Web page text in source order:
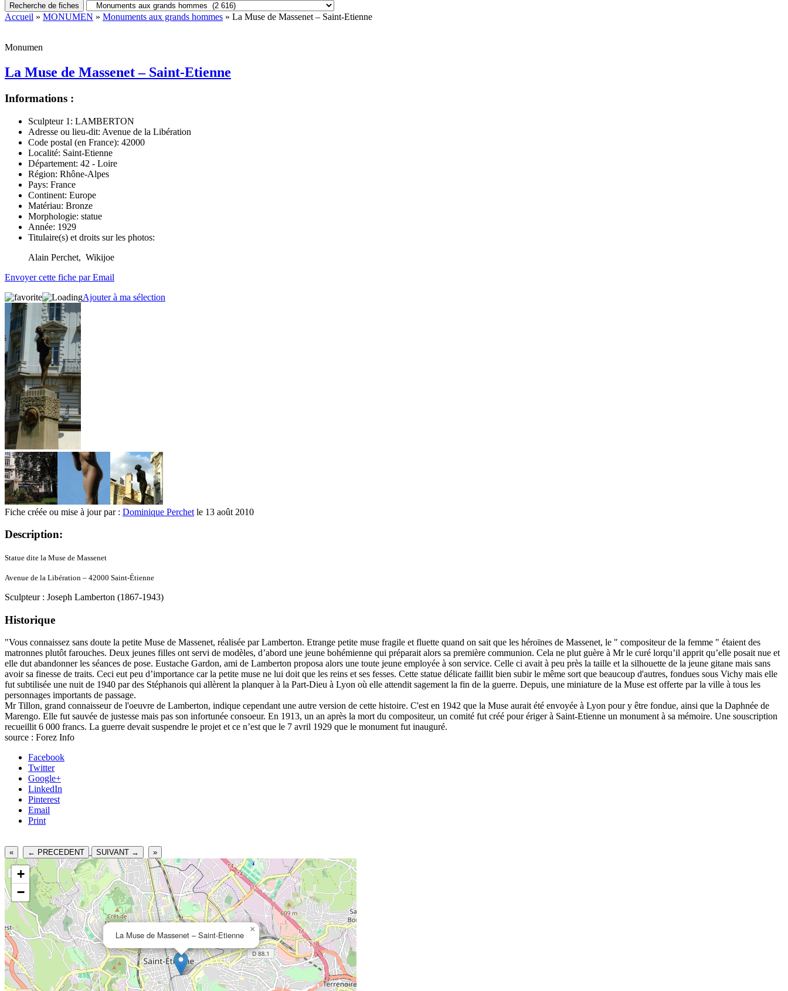
Recherche de fiches
Accueil » MONUMEN » Monuments aux grands hommes » La Muse de Massenet – Saint-Etienne
Monumen
La Muse de Massenet – Saint-Etienne
Informations :
Sculpteur 1: LAMBERTON
Adresse ou lieu-dit: Avenue de la Libération
Code postal (en France): 42000
Localité: Saint-Etienne
Département: 42 - Loire
Région: Rhône-Alpes
Pays: France
Continent: Europe
Matériau: Bronze
Morphologie: statue
Année: 1929
Titulaire(s) et droits sur les photos:
Alain Perchet, Wikijoe
Envoyer cette fiche par Email
Ajouter à ma sélection
Fiche créée ou mise à jour par : Dominique Perchet le 13 août 2010
Description:
Statue dite la Muse de Massenet
Avenue de la Libération – 42000 Saint-Étienne
Sculpteur : Joseph Lamberton (1867-1943)
Historique
"Vous connaissez sans doute la petite Muse de Massenet, réalisée par Lamberton. Etrange petite muse fragile et fluette quand on sait que les héroïnes de Massenet, le " compositeur de la femme " étaient des
matronnes plutôt farouches. Deux jeunes filles ont servi de modèles, d’abord une jeune bohémienne qui préparait alors sa première communion. Cela ne plut guère à Mr le curé lorqu’il apprit qu’elle posait nue et
elle dut abandonner les séances de pose. Eustache Gardon, ami de Lamberton proposa alors une toute jeune employée à son service. Celle ci avait à peu près la taille et la silhouette de la jeune gitane mais sans
avoir sa finesse de traits. Ceci eut peu d’importance car la petite muse ne lui doit que les reins et ses fesses. Cette statue délicate faillit bien subir le même sort que beaucoup d'autres, fondues sous Vichy mais elle
fut subtilisée une nuit de 1940 par des Stéphanois qui allèrent la planquer à la Part-Dieu à Lyon où elle attendit sagement la fin de la guerre. Depuis, une miniature de la Muse est offerte par la ville à tous les
personnages importants de passage.
Mr Tillon, grand connaisseur de l'oeuvre de Lamberton, indique cependant une autre version de cette histoire. C'est en 1942 que la Muse aurait été envoyée à Lyon pour y être fondue, ainsi que la Daphnée de
Marengo. Elle fut sauvée de justesse mais pas son infortunée consoeur. En 1913, un an après la mort du compositeur, un comité fut créé pour ériger à Saint-Etienne un monument à sa mémoire. Une souscription
recueillit 6 000 francs. La guerre devait suspendre le projet et ce n’est que le 7 avril 1929 que le monument fut inauguré.
source : Forez Info
Facebook
Twitter
Google+
LinkedIn
Pinterest
Email
Print
« ← PRECEDENT SUIVANT → »
La Muse de Massenet – Saint-Etienne
×
+
−